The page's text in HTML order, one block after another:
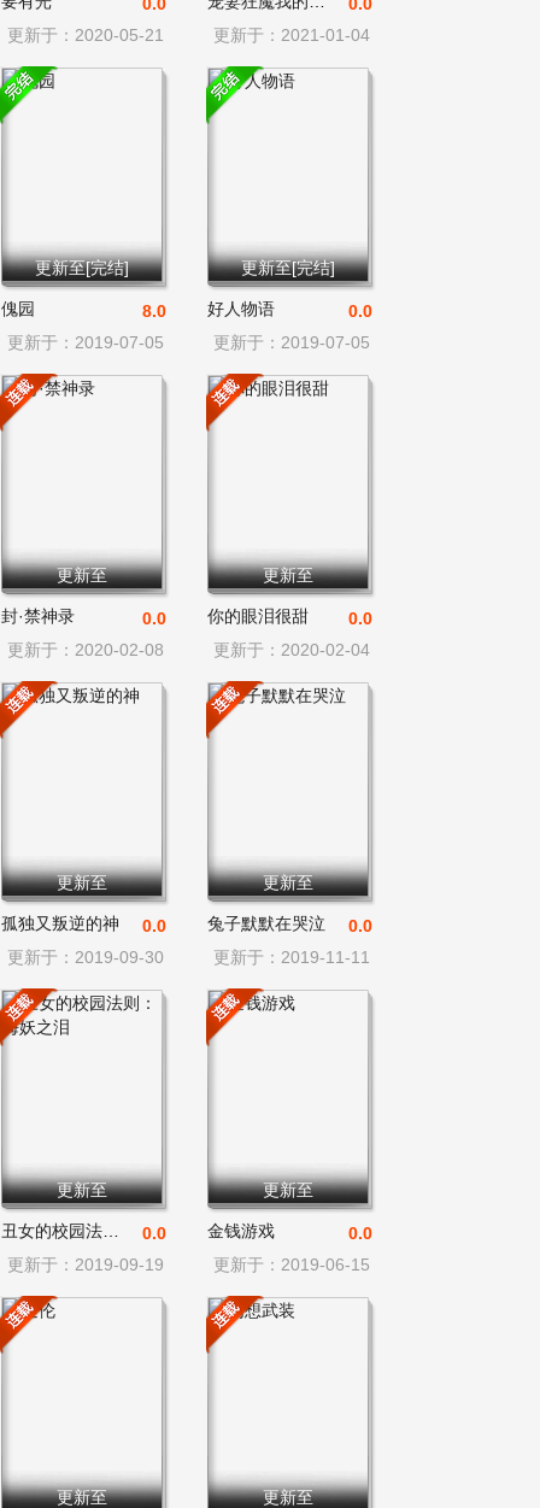
更新于：2020-05-21
更新于：2021-01-04
更新至[完结]
傀园
更新于：2019-07-05
8.0
更新至[完结]
好人物语
更新于：2019-07-05
0.0
更新至
封·禁神录
更新于：2020-02-08
0.0
更新至
你的眼泪很甜
更新于：2020-02-04
0.0
更新至
孤独又叛逆的神
更新于：2019-09-30
0.0
更新至
兔子默默在哭泣
更新于：2019-11-11
0.0
更新至
更新于：2019-09-19
0.0
更新至
金钱游戏
更新于：2019-06-15
0.0
更新至 更新至